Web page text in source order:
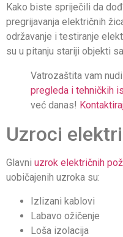
Kako biste spriječili da
pregrijavanja električnih
održavanje i testiranje
su u pitanju stariji objekti
Vatrozaštita vam
pregleda i tehničkih
već danas!
Uzroci
Glavni uzrok električnih
uobičajenih uzroka su:
Izlizani kablovi
Labavo ožičenje
Loša izolacija